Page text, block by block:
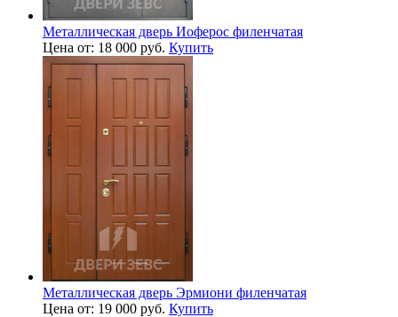
Металлическая дверь Иоферос филенчатая
Цена от: 18 000 руб. Купить
Металлическая дверь Эрмиони филенчатая
Цена от: 19 000 руб. Купить